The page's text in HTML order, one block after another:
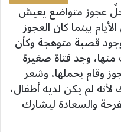
عجوز متواضع يعيش
بينما كان العجوز
قصبة متوهجة وكأن
وجد فتاة صغيرة
وقام بحملها، وشعر
لم يكن لديه أطفال،
والسعادة ليشارك